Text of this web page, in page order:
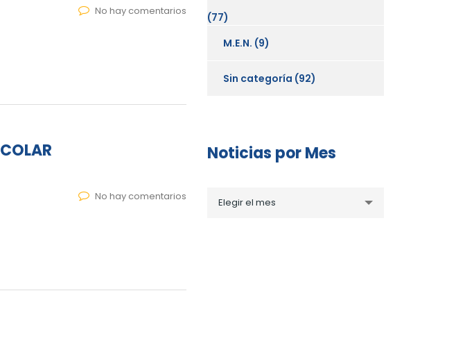
No hay comentarios
No hay comentarios
(77)
M.E.N. (9)
Sin categoría (92)
Noticias por Mes
porElegir el mes